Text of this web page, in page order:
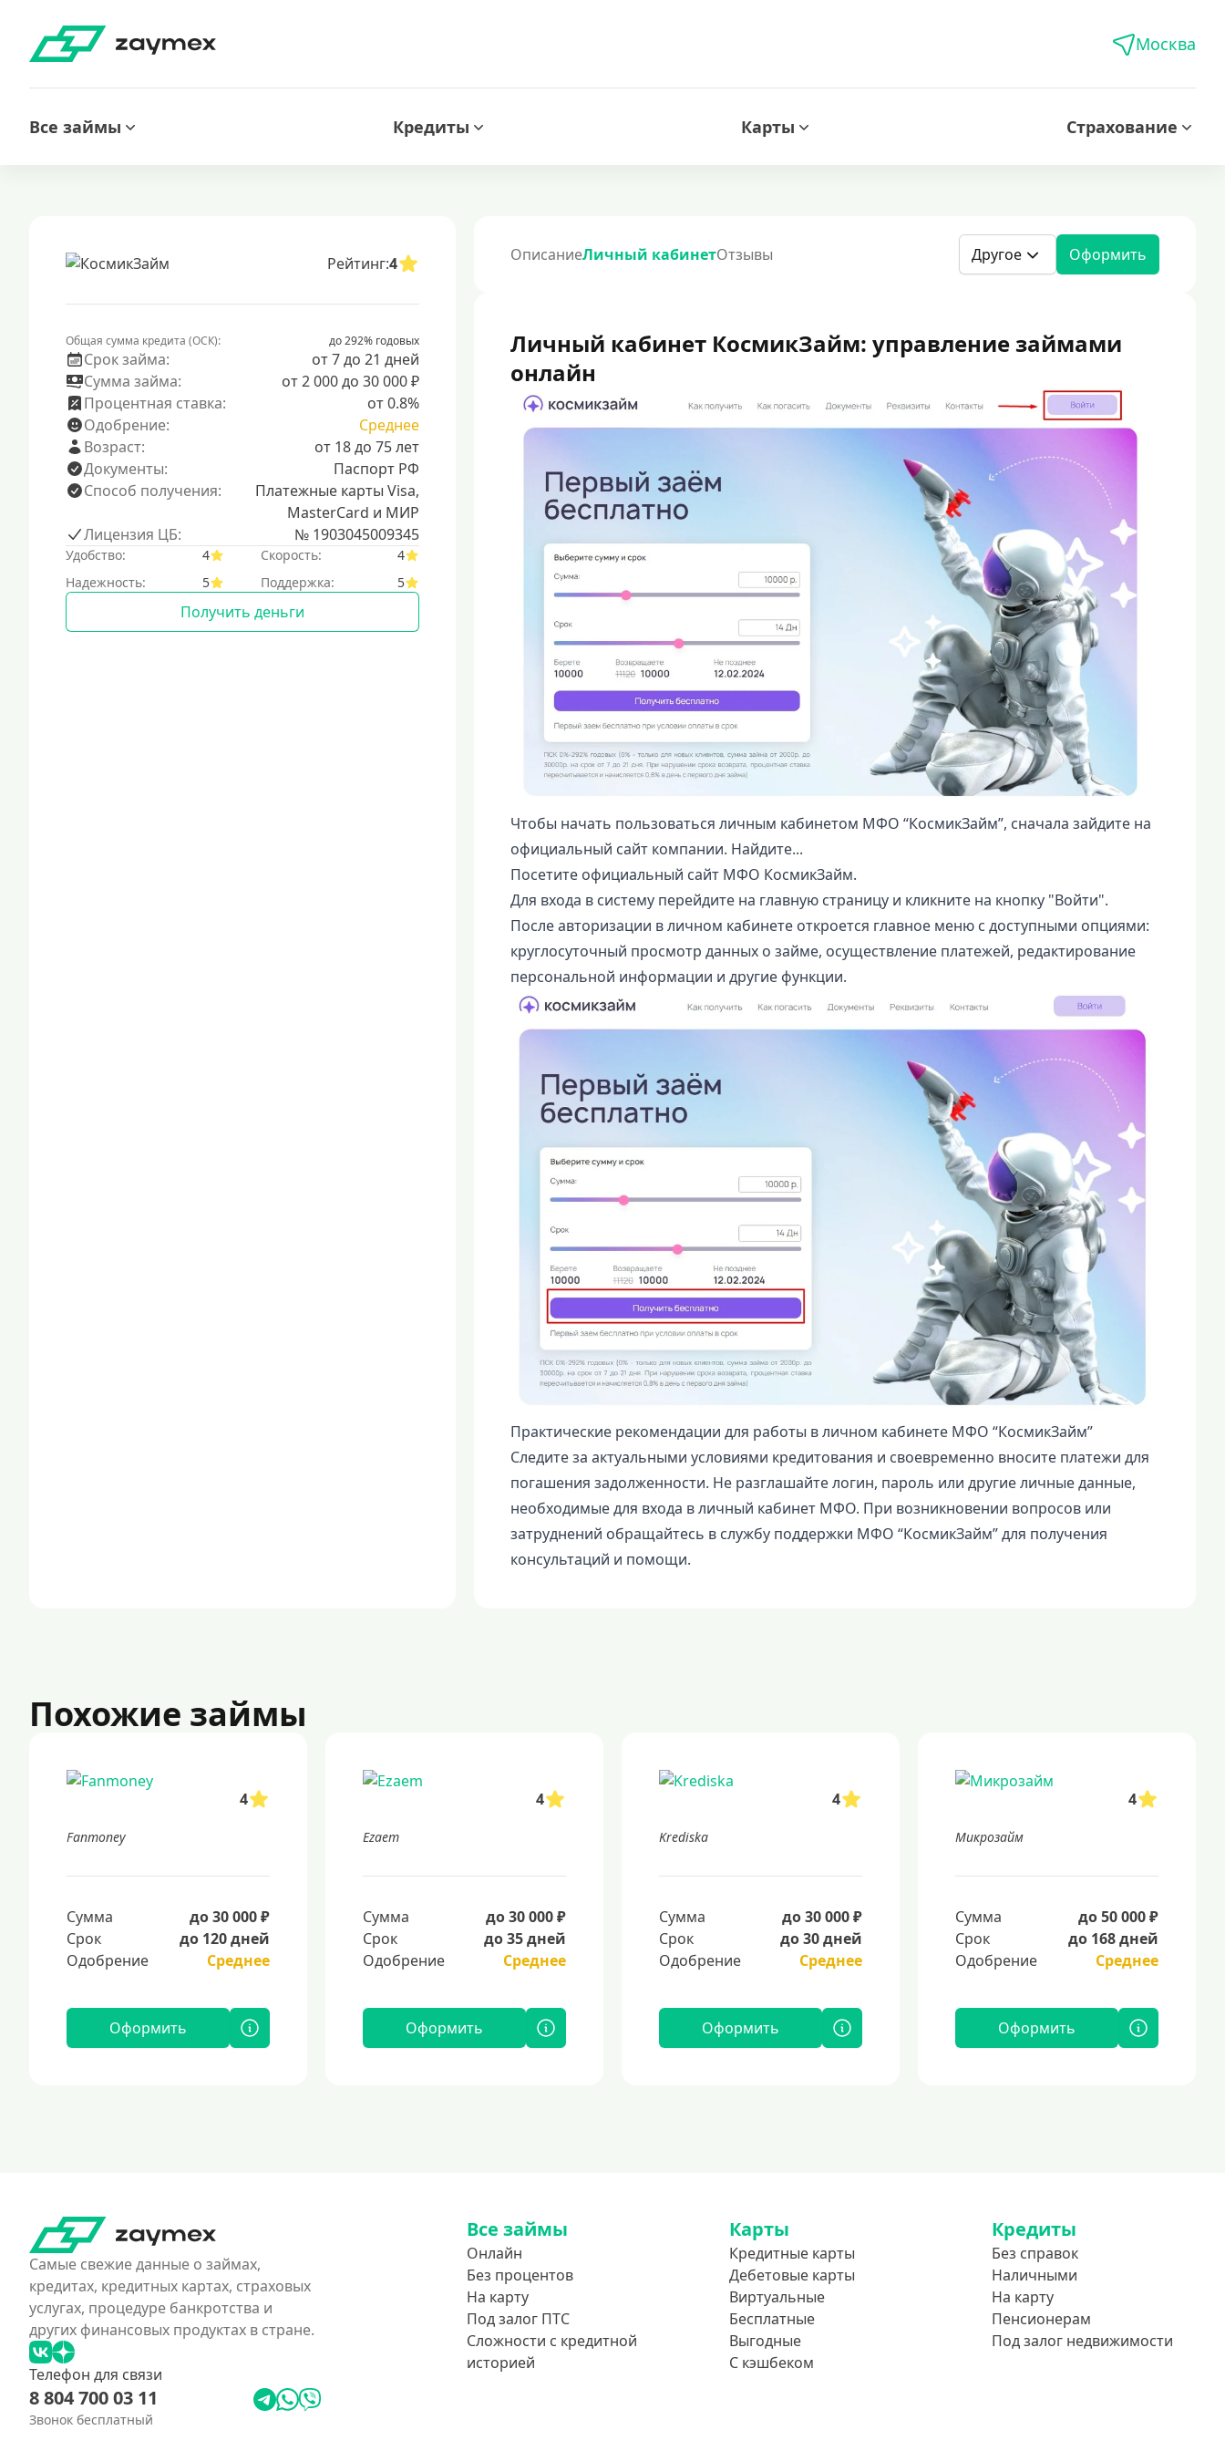
Москва
Все займы Кредиты Карты Страхование
Рейтинг:4
Общая сумма кредита (ОСК): до 292% годовых
Срок займа:
от 7 до 21 дней
Сумма займа:
от 2 000 до 30 000 ₽
Процентная ставка:
от 0.8%
Одобрение:
Среднее
Возраст:
от 18 до 75 лет
Документы:
Паспорт РФ
Способ получения:
Платежные карты Visa,
MasterCard и МИР
Лицензия ЦБ:
№ 1903045009345
Удобство: 4 Скорость:
4
Надежность:
5 Поддержка: 5
Получить деньги
ОписаниеЛичный кабинетОтзывы Другое Оформить
Личный кабинет КосмикЗайм: управление займами
онлайн
Чтобы начать пользоваться личным кабинетом МФО “КосмикЗайм”, сначала зайдите на
официальный сайт компании. Найдите...
Посетите официальный сайт МФО КосмикЗайм.
Для входа в систему перейдите на главную страницу и кликните на кнопку "Войти".
После авторизации в личном кабинете откроется главное меню с доступными опциями:
круглосуточный просмотр данных о займе, осуществление платежей, редактирование
персональной информации и другие функции.
Практические рекомендации для работы в личном кабинете МФО “КосмикЗайм”
Следите за актуальными условиями кредитования и своевременно вносите платежи для
погашения задолженности. Не разглашайте логин, пароль или другие личные данные,
необходимые для входа в личный кабинет МФО. При возникновении вопросов или
затруднений обращайтесь в службу поддержки МФО “КосмикЗайм” для получения
консультаций и помощи.
Похожие займы
4
Fanmoney
Сумма
до 30 000 ₽
Срок
до 120 дней
Одобрение
Среднее
Оформить
4
Ezaem
Сумма
до 30 000 ₽
Срок
до 35 дней
Одобрение
Среднее
Оформить
4
Krediska
Сумма
до 30 000 ₽
Срок
до 30 дней
Одобрение
Среднее
Оформить
4
Микрозайм
Сумма
до 50 000 ₽
Срок
до 168 дней
Одобрение
Среднее
Оформить
Самые свежие данные о займах,
кредитах, кредитных картах, страховых
услугах, процедуре банкротства и
других финансовых продуктах в стране.
Телефон для связи
8 804 700 03 11
Звонок бесплатный
Все займы
Онлайн
Без процентов
На карту
Под залог ПТС
Сложности с кредитной
историей
Карты
Кредитные карты
Дебетовые карты
Виртуальные
Бесплатные
Выгодные
С кэшбеком
Кредиты
Без справок
Наличными
На карту
Пенсионерам
Под залог недвижимости